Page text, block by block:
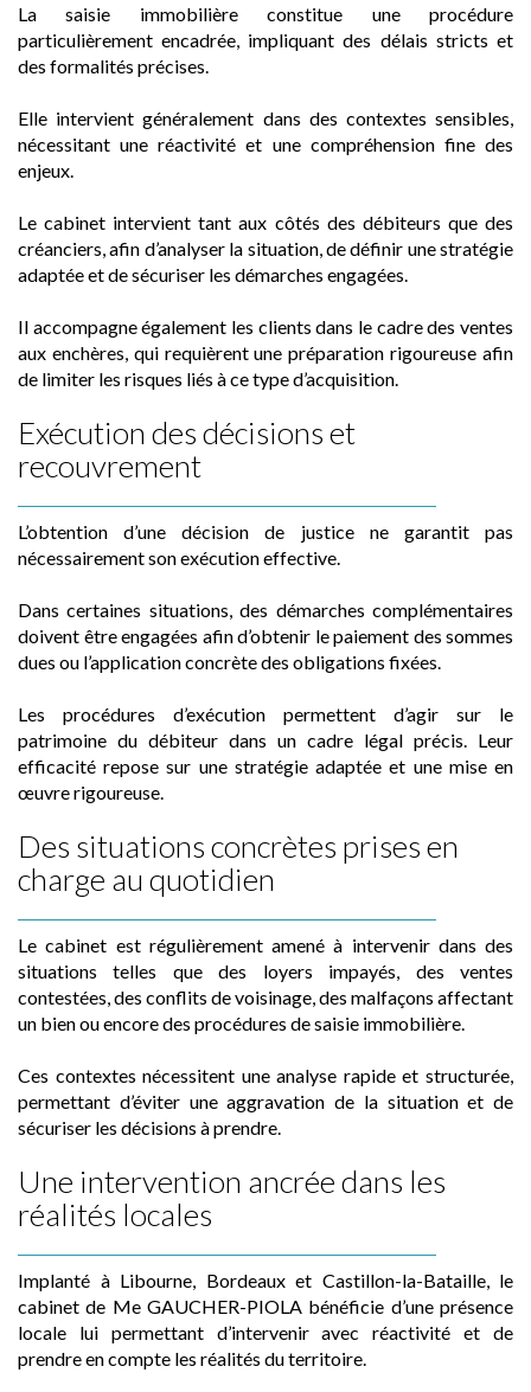
La saisie immobilière constitue une procédure
particulièrement encadrée, impliquant des délais stricts et
des formalités précises.
Elle intervient généralement dans des contextes sensibles,
nécessitant une réactivité et une compréhension fine des
enjeux.
Le cabinet intervient tant aux côtés des débiteurs que des
créanciers, afin d’analyser la situation, de définir une stratégie
adaptée et de sécuriser les démarches engagées.
Il accompagne également les clients dans le cadre des ventes
aux enchères, qui requièrent une préparation rigoureuse afin
de limiter les risques liés à ce type d’acquisition.
Exécution des décisions et
recouvrement
L’obtention d’une décision de justice ne garantit pas
nécessairement son exécution effective.
Dans certaines situations, des démarches complémentaires
doivent être engagées afin d’obtenir le paiement des sommes
dues ou l’application concrète des obligations fixées.
Les procédures d’exécution permettent d’agir sur le
patrimoine du débiteur dans un cadre légal précis. Leur
efficacité repose sur une stratégie adaptée et une mise en
œuvre rigoureuse.
Des situations concrètes prises en
charge au quotidien
Le cabinet est régulièrement amené à intervenir dans des
situations telles que des loyers impayés, des ventes
contestées, des conflits de voisinage, des malfaçons affectant
un bien ou encore des procédures de saisie immobilière.
Ces contextes nécessitent une analyse rapide et structurée,
permettant d’éviter une aggravation de la situation et de
sécuriser les décisions à prendre.
Une intervention ancrée dans les
réalités locales
Implanté à Libourne, Bordeaux et Castillon-la-Bataille, le
cabinet de Me GAUCHER-PIOLA bénéficie d’une présence
locale lui permettant d’intervenir avec réactivité et de
prendre en compte les réalités du territoire.